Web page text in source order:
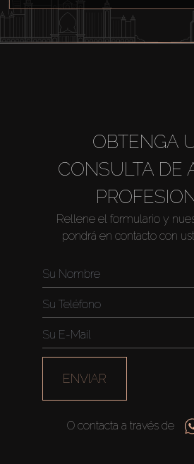
OBTENGA
CONSULTA DE
Rellene el formulario y
pondrá en contacto con
ENVIAR
O contacta a través de